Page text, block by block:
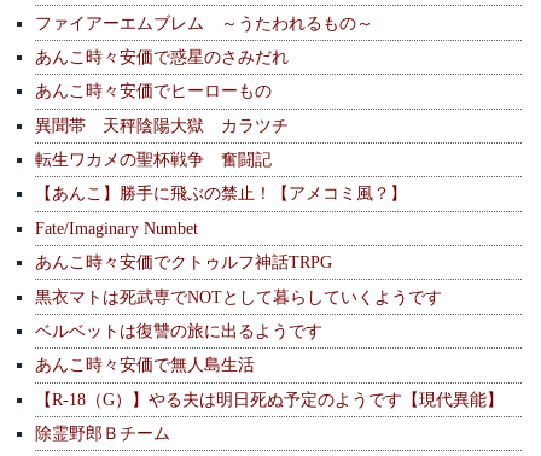
ファイアーエムブレム ～うたわれるもの～
あんこ時々安価で惑星のさみだれ
あんこ時々安価でヒーローもの
異聞帯 天秤陰陽大獄 カラツチ
転生ワカメの聖杯戦争 奮闘記
【あんこ】勝手に飛ぶの禁止！【アメコミ風？】
Fate/Imaginary Numbet
あんこ時々安価でクトゥルフ神話TRPG
黒衣マトは死武専でNOTとして暮らしていくようです
ベルベットは復讐の旅に出るようです
あんこ時々安価で無人島生活
【R-18（G）】やる夫は明日死ぬ予定のようです【現代異能】
除霊野郎Ｂチーム